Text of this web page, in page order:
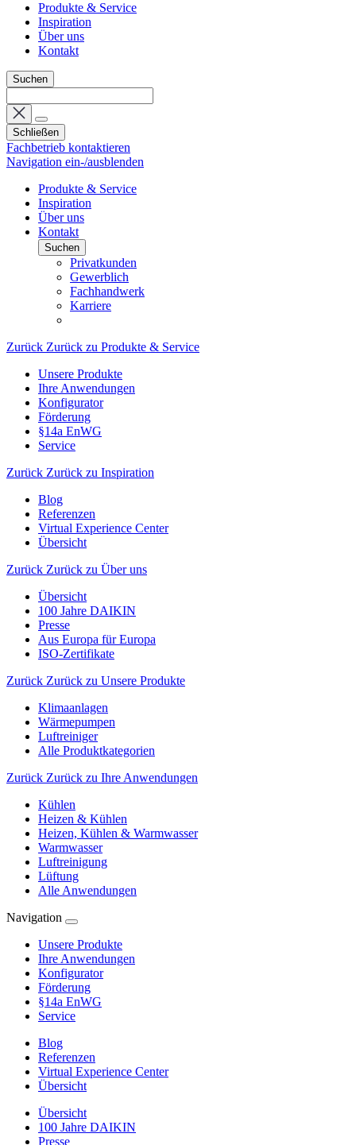
Produkte & Service
Inspiration
Über uns
Kontakt
Suchen
Schließen
Fachbetrieb kontaktieren
Navigation ein-/ausblenden
Produkte & Service
Inspiration
Über uns
Kontakt
Suchen
Privatkunden
Gewerblich
Fachhandwerk
Karriere
Zurück Zurück zu Produkte & Service
Unsere Produkte
Ihre Anwendungen
Konfigurator
Förderung
§14a EnWG
Service
Zurück Zurück zu Inspiration
Blog
Referenzen
Virtual Experience Center
Übersicht
Zurück Zurück zu Über uns
Übersicht
100 Jahre DAIKIN
Presse
Aus Europa für Europa
ISO-Zertifikate
Zurück Zurück zu Unsere Produkte
Klimaanlagen
Wärmepumpen
Luftreiniger
Alle Produktkategorien
Zurück Zurück zu Ihre Anwendungen
Kühlen
Heizen & Kühlen
Heizen, Kühlen & Warmwasser
Warmwasser
Luftreinigung
Lüftung
Alle Anwendungen
Navigation
Unsere Produkte
Ihre Anwendungen
Konfigurator
Förderung
§14a EnWG
Service
Blog
Referenzen
Virtual Experience Center
Übersicht
Übersicht
100 Jahre DAIKIN
Presse